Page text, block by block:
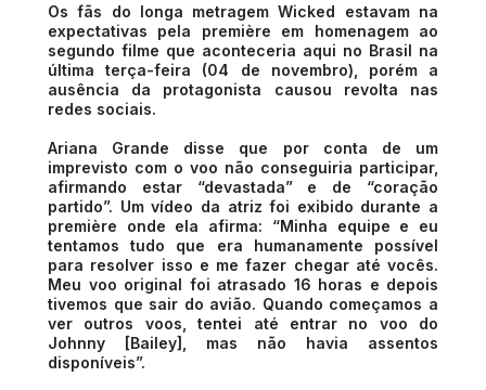
Os fãs do longa metragem Wicked estavam na
expectativas pela première em homenagem ao
segundo filme que aconteceria aqui no Brasil na
última terça-feira (04 de novembro), porém a
ausência da protagonista causou revolta nas
redes sociais.
Ariana Grande disse que por conta de um
imprevisto com o voo não conseguiria participar,
afirmando estar “devastada” e de “coração
partido”. Um vídeo da atriz foi exibido durante a
première onde ela afirma: “Minha equipe e eu
tentamos tudo que era humanamente possível
para resolver isso e me fazer chegar até vocês.
Meu voo original foi atrasado 16 horas e depois
tivemos que sair do avião. Quando começamos a
ver outros voos, tentei até entrar no voo do
Johnny [Bailey], mas não havia assentos
disponíveis”.